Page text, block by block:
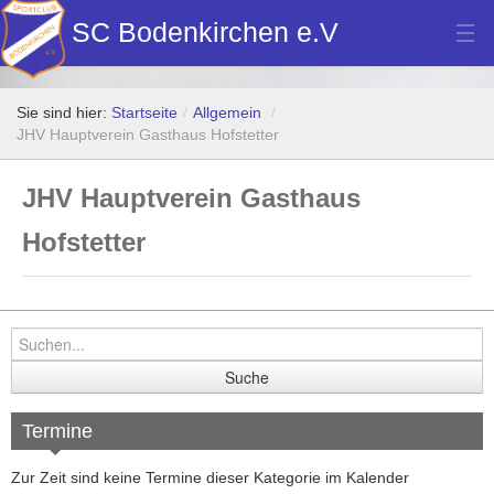
SC Bodenkirchen e.V
Hauptverein
Fußball
Dart
Bilder Neubau Vereinsheim
Datenschutz
Sie sind hier: Startseite / Allgemein
/
JHV Hauptverein Gasthaus Hofstetter
JHV Hauptverein Gasthaus
Hofstetter
Termine
Zur Zeit sind keine Termine dieser Kategorie im Kalender